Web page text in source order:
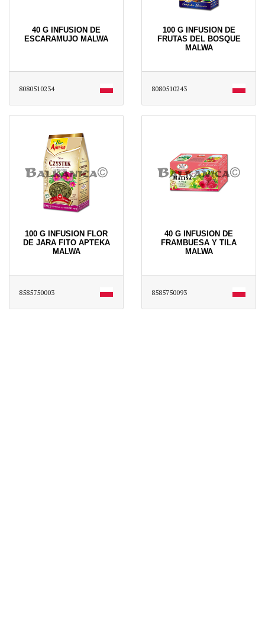
40 G INFUSION DE
ESCARAMUJO MALWA
8080510234
100 G INFUSION DE
FRUTAS DEL BOSQUE
MALWA
8080510243
100 G INFUSION FLOR
DE JARA FITO APTEKA
MALWA
8585750003
40 G INFUSION DE
FRAMBUESA Y TILA
MALWA
8585750093